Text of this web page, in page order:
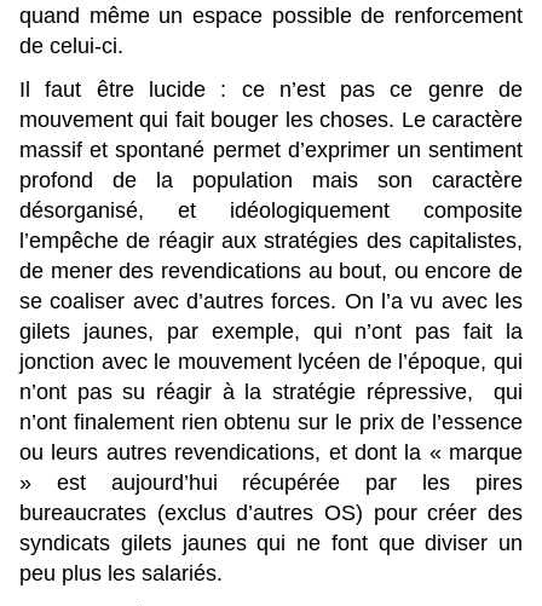
quand même un espace possible de renforcement
de celui-ci.
Il faut être lucide : ce n’est pas ce genre de
mouvement qui fait bouger les choses. Le caractère
massif et spontané permet d’exprimer un sentiment
profond de la population mais son caractère
désorganisé, et idéologiquement composite
l’empêche de réagir aux stratégies des capitalistes,
de mener des revendications au bout, ou encore de
se coaliser avec d’autres forces. On l’a vu avec les
gilets jaunes, par exemple, qui n’ont pas fait la
jonction avec le mouvement lycéen de l’époque, qui
n’ont pas su réagir à la stratégie répressive, qui
n’ont finalement rien obtenu sur le prix de l’essence
ou leurs autres revendications, et dont la « marque
» est aujourd’hui récupérée par les pires
bureaucrates (exclus d’autres OS) pour créer des
syndicats gilets jaunes qui ne font que diviser un
peu plus les salariés.